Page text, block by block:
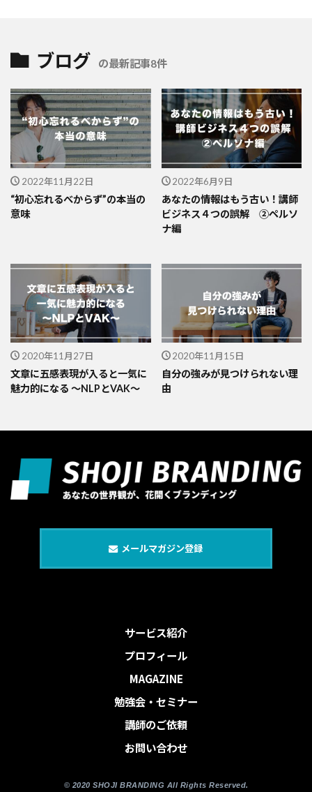
ブログ の最新記事8件
2022年11月22日
“初心忘れるべからず”の本当の
意味
2022年6月9日
あなたの情報はもう古い！講師
ビジネス４つの誤解 ②ペルソ
ナ編
2020年11月27日
文章に五感表現が入ると一気に
魅力的になる 〜NLPとVAK〜
2020年11月15日
自分の強みが見つけられない理
由
メールマガジン登録
サービス紹介
プロフィール
MAGAZINE
勉強会・セミナー
講師のご依頼
お問い合わせ
© 2020 SHOJI BRANDING All Rights Reserved.